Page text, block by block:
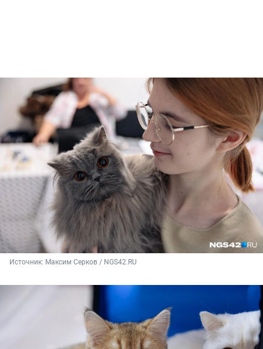
Источник: Максим Серков / NGS42.RU